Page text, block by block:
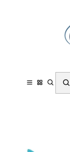
Papelería y
Estuches
Safta Benetton
210x70x80mm -